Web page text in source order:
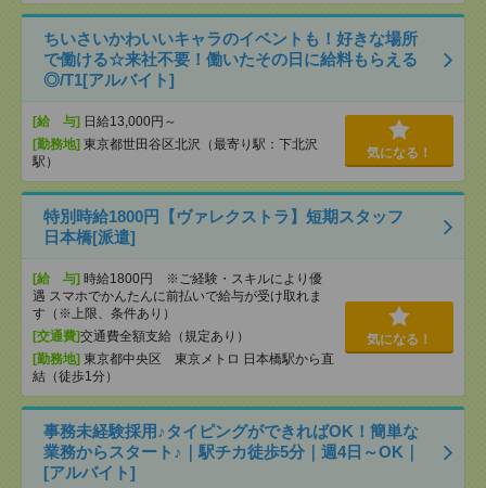
ちいさいかわいいキャラのイベントも！好きな場所
で働ける☆来社不要！働いたその日に給料もらえる
◎/T1[アルバイト]
[給 与] 日給13,000円～
[勤務地] 東京都世田谷区北沢（最寄り駅：下北沢
駅）
気になる！
特別時給1800円【ヴァレクストラ】短期スタッフ
日本橋[派遣]
[給 与] 時給1800円 ※ご経験・スキルにより優
遇 スマホでかんたんに前払いで給与が受け取れま
す（※上限、条件あり）
[交通費]交通費全額支給（規定あり）
[勤務地] 東京都中央区 東京メトロ 日本橋駅から直
結（徒歩1分）
気になる！
事務未経験採用♪タイピングができればOK！簡単な
業務からスタート♪｜駅チカ徒歩5分｜週4日～OK｜
[アルバイト]